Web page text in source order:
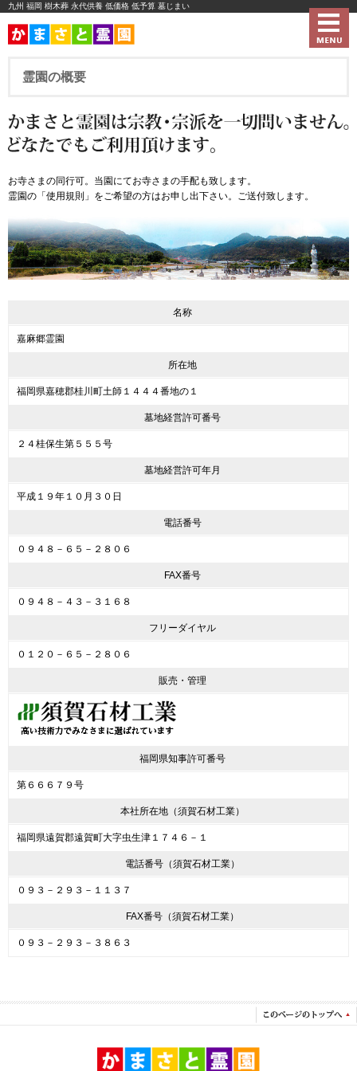
九州 福岡 樹木葬 永代供養 低価格 低予算 墓じまい
お寺さまの同行可。当園にてお寺さまの手配も致します。
霊園の「使用規則」をご希望の方はお申し出下さい。ご送付致します。
名称
嘉麻郷霊園
所在地
福岡県嘉穂郡桂川町土師１４４４番地の１
墓地経営許可番号
２４桂保生第５５５号
墓地経営許可年月
平成１９年１０月３０日
電話番号
０９４８－６５－２８０６
FAX番号
０９４８－４３－３１６８
フリーダイヤル
０１２０－６５－２８０６
販売・管理
福岡県知事許可番号
第６６６７９号
本社所在地（須賀石材工業）
福岡県遠賀郡遠賀町大字虫生津１７４６－１
電話番号（須賀石材工業）
０９３－２９３－１１３７
FAX番号（須賀石材工業）
０９３－２９３－３８６３